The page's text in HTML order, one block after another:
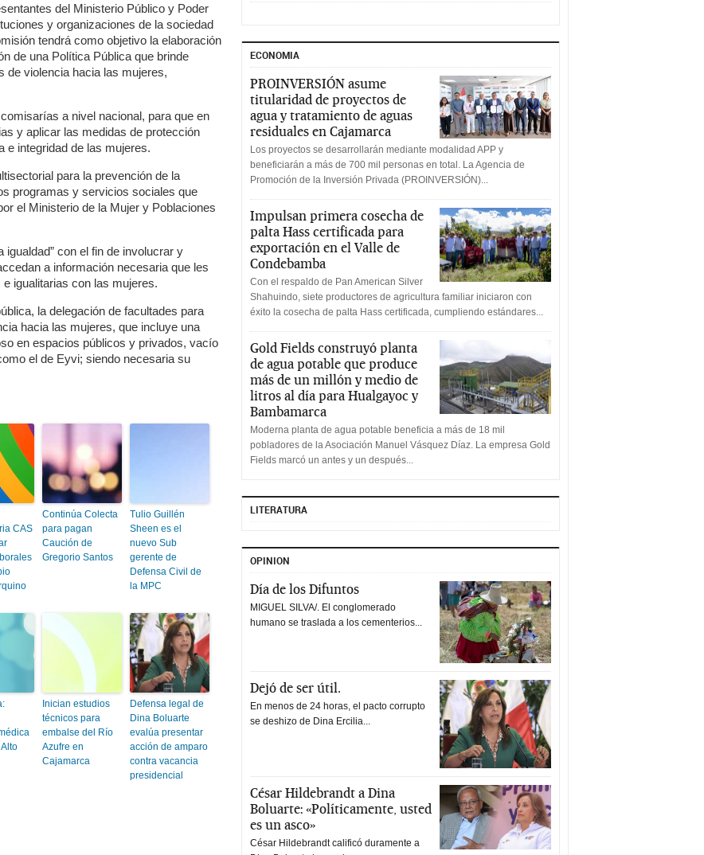
del Ministerio Público y Poder
y organizaciones de la sociedad
tendrá como objetivo la elaboración
de una Política Pública que brinde
de violencia hacia las mujeres,
a nivel nacional, para que en
y aplicar las medidas de protección
e integridad de las mujeres.
para la prevención de la
programas y servicios sociales que
el Ministerio de la Mujer y Poblaciones
con el fin de involucrar y
a información necesaria que les
igualitarias con las mujeres.
la delegación de facultades para
hacia las mujeres, que incluye una
en espacios públicos y privados, vacío
el de Eyvi; siendo necesaria su
CAS
Continúa Colecta
para pagan
Caución de
Gregorio Santos
Tulio Guillén
Sheen es el
nuevo Sub
gerente de
Defensa Civil de
la MPC
Inician estudios
técnicos para
embalse del Río
Azufre en
Cajamarca
Defensa legal de
Dina Boluarte
evalúa presentar
acción de amparo
contra vacancia
presidencial
ECONOMIA
PROINVERSIÓN asume
titularidad de proyectos de
agua y tratamiento de aguas
residuales en Cajamarca
Los proyectos se desarrollarán mediante modalidad APP y
beneficiarán a más de 700 mil personas en total. La Agencia de
Promoción de la Inversión Privada (PROINVERSIÓN)...
Impulsan primera cosecha de
palta Hass certificada para
exportación en el Valle de
Condebamba
Con el respaldo de Pan American Silver
Shahuindo, siete productores de agricultura familiar iniciaron con
éxito la cosecha de palta Hass certificada, cumpliendo estándares...
Gold Fields construyó planta
de agua potable que produce
más de un millón y medio de
litros al día para Hualgayoc y
Bambamarca
Moderna planta de agua potable beneficia a más de 18 mil
pobladores de la Asociación Manuel Vásquez Díaz. La empresa Gold
Fields marcó un antes y un después...
LITERATURA
OPINION
Día de los Difuntos
MIGUEL SILVA/. El conglomerado
humano se traslada a los cementerios...
Dejó de ser útil.
En menos de 24 horas, el pacto corrupto
se deshizo de Dina Ercilia...
César Hildebrandt a Dina
Boluarte: «Políticamente, usted
es un asco»
César Hildebrandt calificó duramente a